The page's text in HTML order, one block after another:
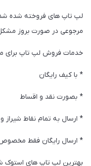
مرجوعی در صورت بروز
خدمات فروش لپ تاپ برای
* با کیف رایگان
* بصورت نقد و اقساط
* ارسال به تمام نقاط شیراز
* ارسال رایگان فقط
بهترین لپ تاپ های استوک